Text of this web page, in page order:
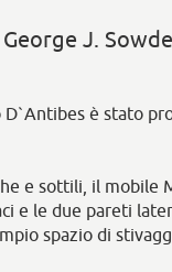
J.
è stato
e sottili, il mobile
e le due pareti
spazio di